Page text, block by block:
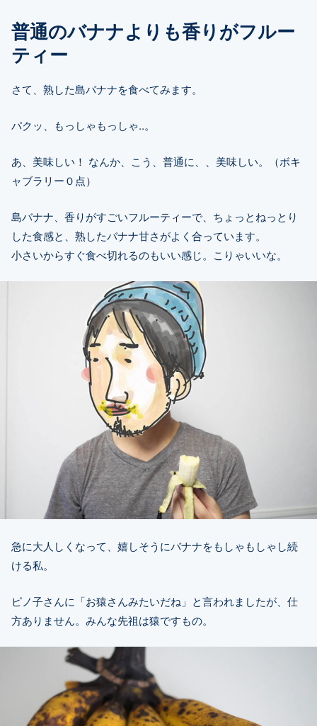
普通のバナナよりも香りがフルー
ティー
さて、熟した島バナナを食べてみます。
パクッ、もっしゃもっしゃ..。
あ、美味しい！ なんか、こう、普通に、、美味しい。（ボキ
ャブラリー０点）
島バナナ、香りがすごいフルーティーで、ちょっとねっとり
した食感と、熟したバナナ甘さがよく合っています。
小さいからすぐ食べ切れるのもいい感じ。こりゃいいな。
急に大人しくなって、嬉しそうにバナナをもしゃもしゃし続
ける私。
ピノ子さんに「お猿さんみたいだね」と言われましたが、仕
方ありません。みんな先祖は猿ですもの。